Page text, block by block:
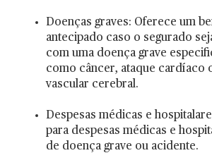
Doenças graves: Oferece um
antecipado caso o segurado
com uma doença grave
como câncer, ataque cardíaco
vascular cerebral.
Despesas médicas e
para despesas médicas e
de doença grave ou acidente.